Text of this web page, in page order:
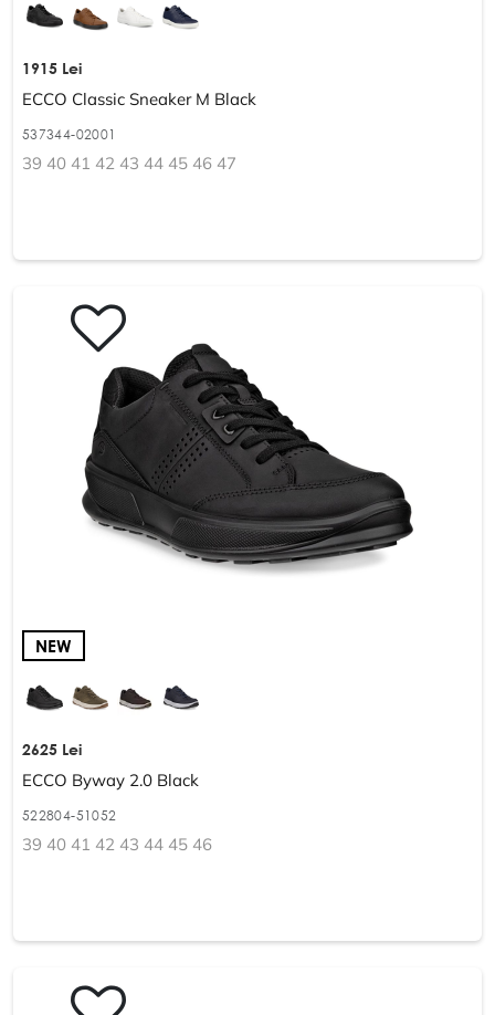
1915 Lei
ECCO Classic Sneaker M Black
537344-02001
39 40 41 42 43 44 45 46 47
NEW
2625 Lei
ECCO Byway 2.0 Black
522804-51052
39 40 41 42 43 44 45 46